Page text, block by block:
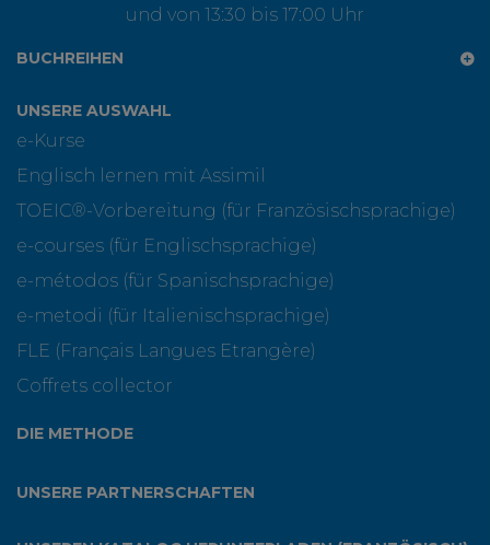
und von 13:30 bis 17:00 Uhr
BUCHREIHEN
UNSERE AUSWAHL
e-Kurse
Englisch lernen mit Assimil
TOEIC®-Vorbereitung (für Französischsprachige)
e-courses (für Englischsprachige)
e-métodos (für Spanischsprachige)
e-metodi (für Italienischsprachige)
FLE (Français Langues Etrangère)
Coffrets collector
DIE METHODE
UNSERE PARTNERSCHAFTEN